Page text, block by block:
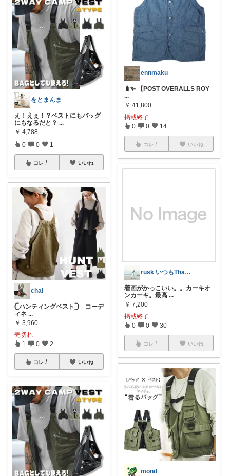
をとまんま
え！えぇ！？ベストにもバッグ
にもなるだと？ ...
￥ 4,788
0 0 1
コレ いいね
chai
‎𓊆ハンティングベスト𓊇 コーデ
ィネ ...
￥ 3,960
売切れ
1 0 2
コレ いいね
ennmaku
🧳✨ 【POST OVERALLS ROY
...
￥ 41,800
掲載終了
0 0 14
コレ いいね
rusk いつもThanks!
着画がかっこいい。。カーキオ
ンカーキ。最高 ...
￥ 7,200
掲載終了
0 0 30
コレ いいね
mond